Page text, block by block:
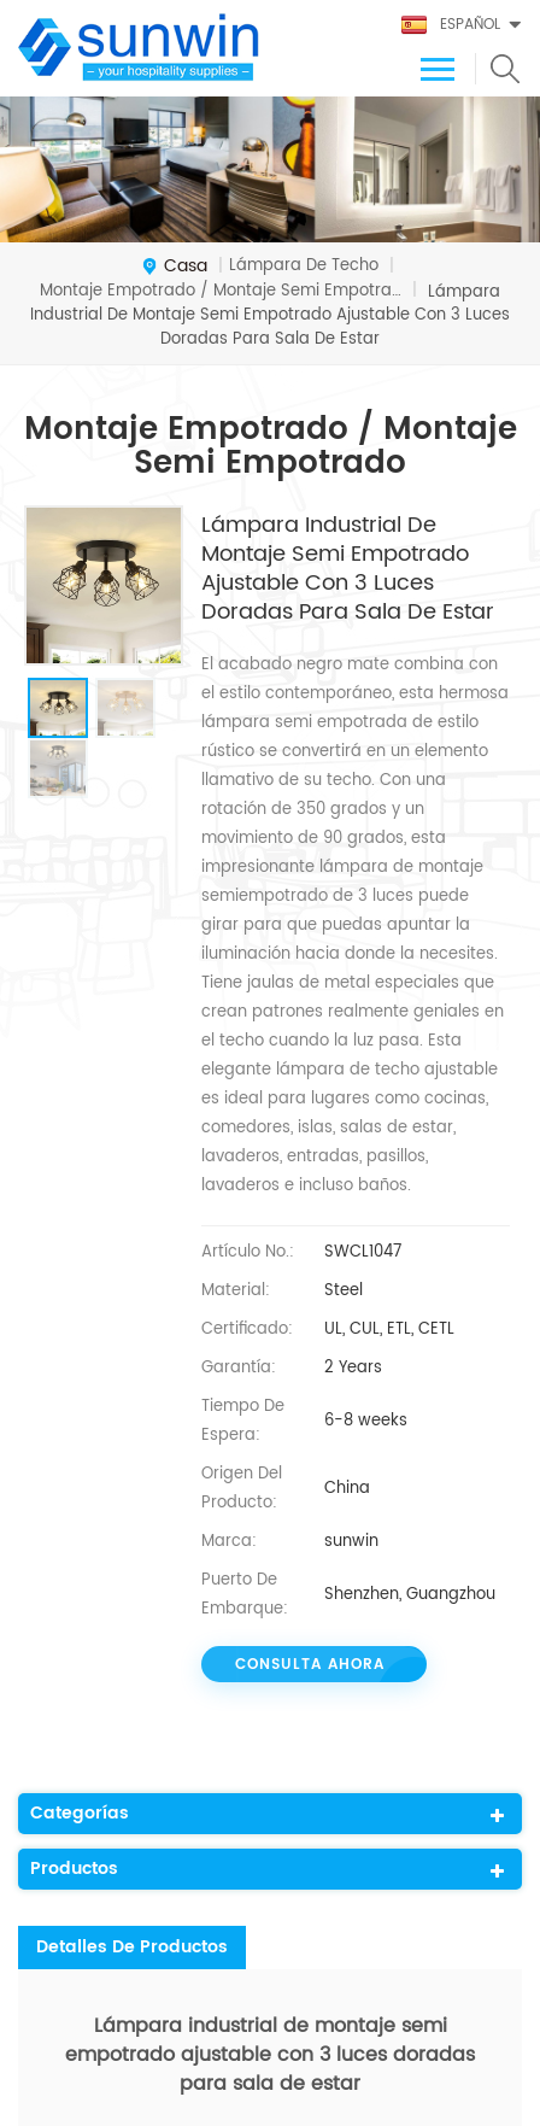
ESPAÑOL
Casa | Lámpara De Techo |
Montaje Empotrado / Montaje Semi Empotrado | Lámpara
Industrial De Montaje Semi Empotrado Ajustable Con 3 Luces
Doradas Para Sala De Estar
Montaje Empotrado / Montaje
Semi Empotrado
Lámpara Industrial De
Montaje Semi Empotrado
Ajustable Con 3 Luces
Doradas Para Sala De Estar
El acabado negro mate combina con
el estilo contemporáneo, esta hermosa
lámpara semi empotrada de estilo
rústico se convertirá en un elemento
llamativo de su techo. Con una
rotación de 350 grados y un
movimiento de 90 grados, esta
impresionante lámpara de montaje
semiempotrado de 3 luces puede
girar para que puedas apuntar la
iluminación hacia donde la necesites.
Tiene jaulas de metal especiales que
crean patrones realmente geniales en
el techo cuando la luz pasa. Esta
elegante lámpara de techo ajustable
es ideal para lugares como cocinas,
comedores, islas, salas de estar,
lavaderos, entradas, pasillos,
lavaderos e incluso baños.
Artículo No.:
SWCL1047
Material:
Steel
Certificado:
UL, CUL, ETL, CETL
Garantía:
2 Years
Tiempo De
Espera:
6-8 weeks
Origen Del
Producto:
China
Marca:
sunwin
Puerto De
Embarque:
Shenzhen, Guangzhou
CONSULTA AHORA
Categorías
Productos
Detalles De Productos
Lámpara industrial de montaje semi
empotrado ajustable con 3 luces doradas
para sala de estar